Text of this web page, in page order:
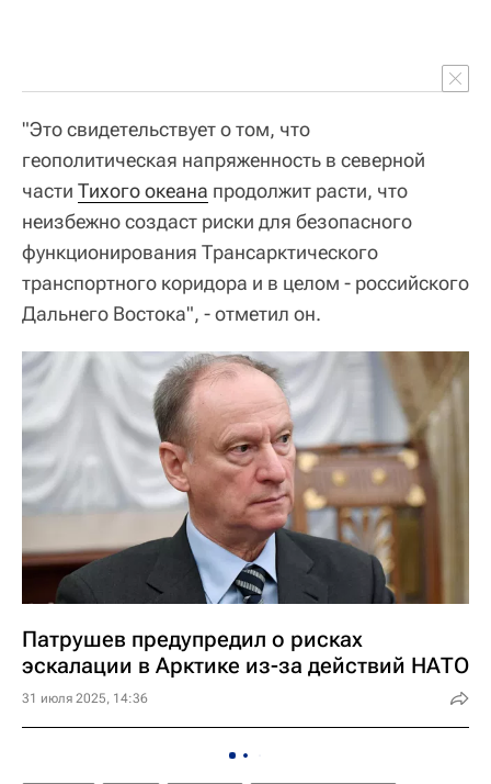
"Это свидетельствует о том, что
геополитическая напряженность в северной
части Тихого океана продолжит расти, что
неизбежно создаст риски для безопасного
функционирования Трансарктического
транспортного коридора и в целом - российского
Дальнего Востока", - отметил он.
Патрушев предупредил о рисках
эскалации в Арктике из-за действий НАТО
31 июля 2025, 14:36